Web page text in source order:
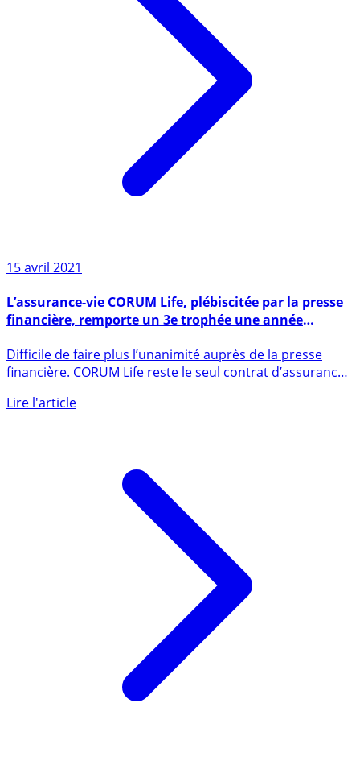
L’assurance-vie CORUM Life, plébiscitée par la presse
seulement après son lancement
Difficile de faire plus l’unanimité auprès de la presse
financière. CORUM Life reste le seul contrat d’assurance-
vie du (...)